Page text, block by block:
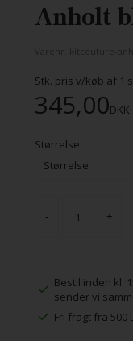
Anholt
Stk. pris v/køb af 1
345,00DKK
Størrelse
- +
Bestil inden kl.
sender vi
Fri fragt fra 500